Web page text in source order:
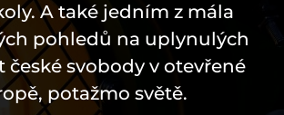
A také jedním z mála
pohledů na uplynulých
české svobody v otevřené
potažmo světě.